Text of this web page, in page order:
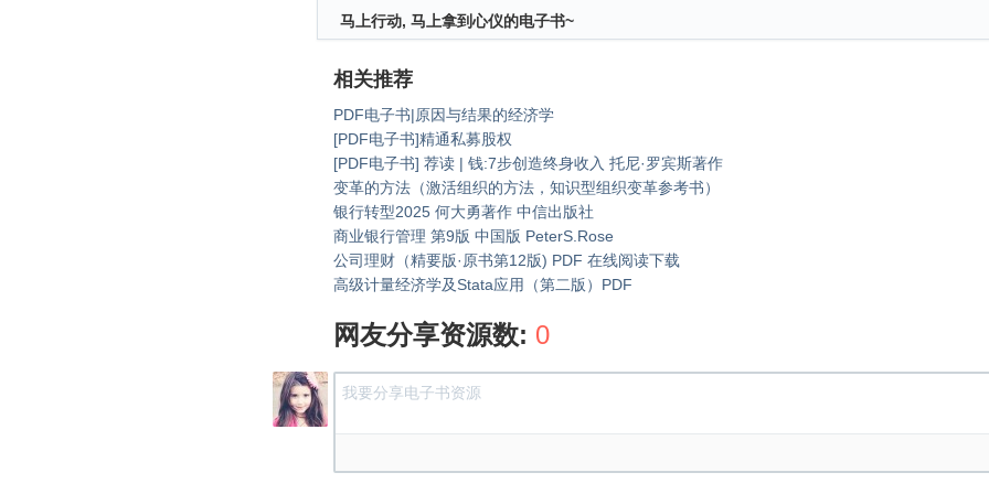
马上行动, 马上拿到心仪的电子书~
相关推荐
PDF电子书|原因与结果的经济学
[PDF电子书]精通私募股权
[PDF电子书] 荐读 | 钱:7步创造终身收入 托尼·罗宾斯著作
变革的方法（激活组织的方法，知识型组织变革参考书）
银行转型2025 何大勇著作 中信出版社
商业银行管理 第9版 中国版 PeterS.Rose
公司理财（精要版·原书第12版) PDF 在线阅读下载
高级计量经济学及Stata应用（第二版）PDF
网友分享资源数: 0